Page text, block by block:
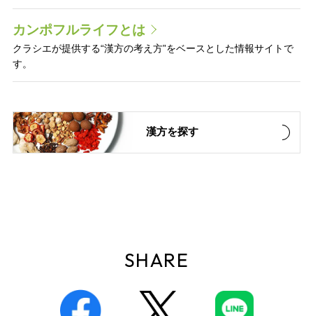
カンポフルライフとは
クラシエが提供する“漢方の考え方”をベースとした情報サイトで
す。
漢方を探す
SHARE